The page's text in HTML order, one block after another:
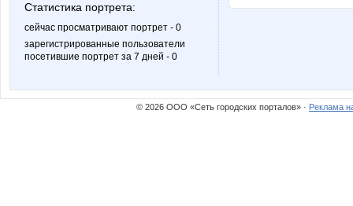
Статистика портрета:
сейчас просматривают портрет - 0
зарегистрированные пользователи
посетившие портрет за 7 дней - 0
Ремонт и отделочные работы
© 2026 ООО «Сеть городских порталов» · Реклама